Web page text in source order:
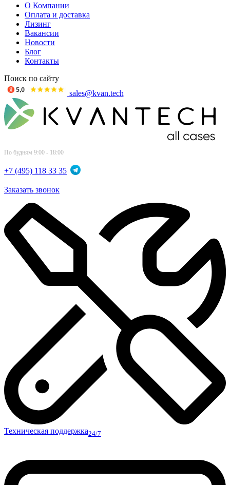
О Компании
Оплата и доставка
Лизинг
Вакансии
Новости
Блог
Контакты
Поиск по сайту
sales@kvan.tech
По будням 9:00 - 18:00
+7 (495) 118 33 35
Заказать звонок
Техническая поддержка24/7